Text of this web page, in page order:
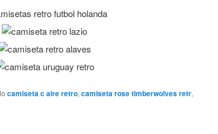
camiseta c aire retro, camiseta rose timberwolves retr,